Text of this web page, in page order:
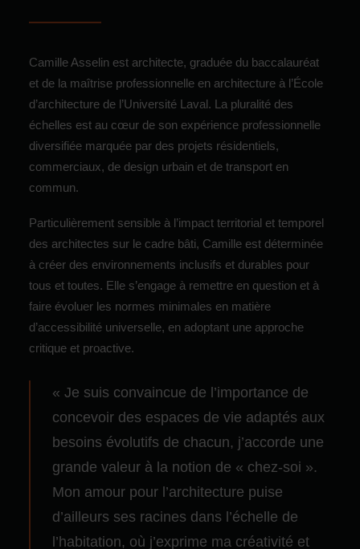
Camille Asselin est architecte, graduée du baccalauréat
et de la maîtrise professionnelle en architecture à l’École
d’architecture de l’Université Laval. La pluralité des
échelles est au cœur de son expérience professionnelle
diversifiée marquée par des projets résidentiels,
commerciaux, de design urbain et de transport en
commun.
Particulièrement sensible à l’impact territorial et temporel
des architectes sur le cadre bâti, Camille est déterminée
à créer des environnements inclusifs et durables pour
tous et toutes. Elle s’engage à remettre en question et à
faire évoluer les normes minimales en matière
d’accessibilité universelle, en adoptant une approche
critique et proactive.
« Je suis convaincue de l’importance de
concevoir des espaces de vie adaptés aux
besoins évolutifs de chacun, j’accorde une
grande valeur à la notion de « chez-soi ».
Mon amour pour l’architecture puise
d’ailleurs ses racines dans l’échelle de
l’habitation, où j’exprime ma créativité et